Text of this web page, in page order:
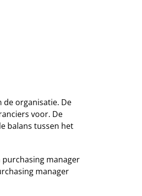
organisatie. De
voor. De
balans tussen het
manager
manager